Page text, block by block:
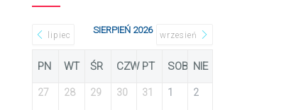
lipiec SIERPIEŃ 2026 wrzesień
PN WT ŚR CZW PT SOB NIE
27 28 29 30 31 1 2